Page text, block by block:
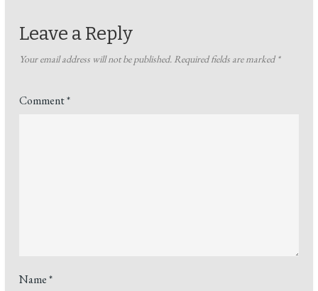
Leave a Reply
Your email address will not be published. Required fields are marked*
Comment*
Name*